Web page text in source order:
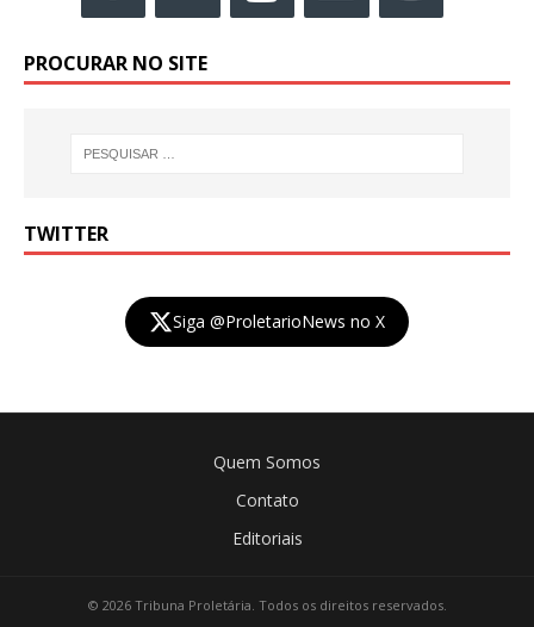
PROCURAR NO SITE
TWITTER
Siga @ProletarioNews no X
Quem Somos
Contato
Editoriais
© 2026 Tribuna Proletária. Todos os direitos reservados.